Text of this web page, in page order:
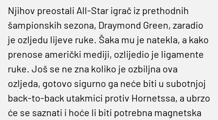
Njihov preostali All-Star igrač iz prethodnih
šampionskih sezona, Draymond Green, zaradio
je ozljedu lijeve ruke. Šaka mu je natekla, a kako
prenose američki mediji, ozlijedio je ligamente
ruke. Još se ne zna koliko je ozbiljna ova
ozljeda, gotovo sigurno ga neće biti u subotnjoj
back-to-back utakmici protiv Hornetssa, a ubrzo
će se saznati i hoće li biti potrebna magnetska